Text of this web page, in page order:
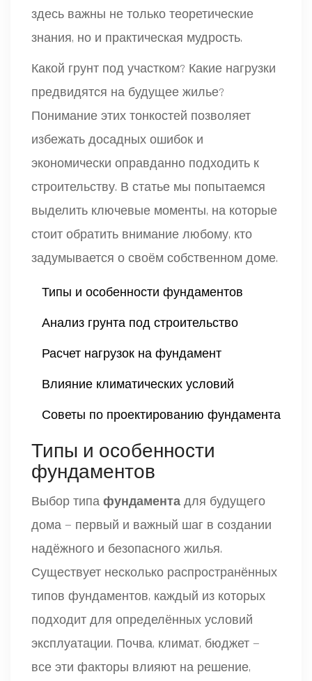
здесь важны не только теоретические
знания, но и практическая мудрость.
Какой грунт под участком? Какие нагрузки
предвидятся на будущее жилье?
Понимание этих тонкостей позволяет
избежать досадных ошибок и
экономически оправданно подходить к
строительству. В статье мы попытаемся
выделить ключевые моменты, на которые
стоит обратить внимание любому, кто
задумывается о своём собственном доме.
Типы и особенности фундаментов
Анализ грунта под строительство
Расчет нагрузок на фундамент
Влияние климатических условий
Советы по проектированию фундамента
Типы и особенности
фундаментов
Выбор типа фундамента для будущего
дома — первый и важный шаг в создании
надёжного и безопасного жилья.
Существует несколько распространённых
типов фундаментов, каждый из которых
подходит для определённых условий
эксплуатации. Почва, климат, бюджет —
все эти факторы влияют на решение,